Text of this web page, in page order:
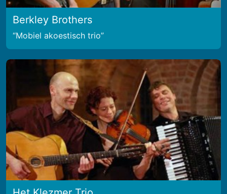
Berkley Brothers
Mobiel akoestisch trio